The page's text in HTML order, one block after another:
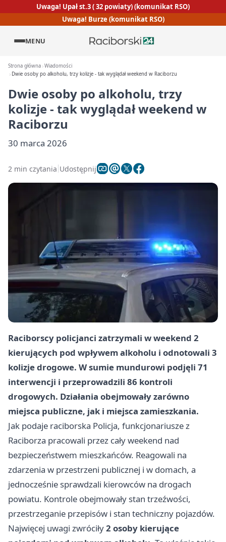
Uwaga! Upał st.3 ( 32 powiaty) (komunikat RSO)
Uwaga! Burze (komunikat RSO)
MENU
Strona główna Wiadomości
Dwie osoby po alkoholu, trzy kolizje - tak wyglądał weekend w Raciborzu
Dwie osoby po alkoholu, trzy
kolizje - tak wyglądał weekend w
Raciborzu
30 marca 2026
2 min czytania Udostępnij
Raciborscy policjanci zatrzymali w weekend 2
kierujących pod wpływem alkoholu i odnotowali 3
kolizje drogowe. W sumie mundurowi podjęli 71
interwencji i przeprowadzili 86 kontroli
drogowych. Działania obejmowały zarówno
miejsca publiczne, jak i miejsca zamieszkania.
Jak podaje raciborska Policja, funkcjonariusze z
Raciborza pracowali przez cały weekend nad
bezpieczeństwem mieszkańców. Reagowali na
zdarzenia w przestrzeni publicznej i w domach, a
jednocześnie sprawdzali kierowców na drogach
powiatu. Kontrole obejmowały stan trzeźwości,
przestrzeganie przepisów i stan techniczny pojazdów.
Najwięcej uwagi zwróciły2 osoby kierujące